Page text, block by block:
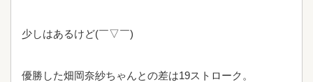
少しはあるけど(￣▽￣)
優勝した畑岡奈紗ちゃんとの差は19ストローク。